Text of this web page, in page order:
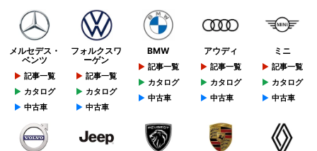
メルセデス・
ベンツ
記事一覧
カタログ
中古車
フォルクスワ
ーゲン
記事一覧
カタログ
中古車
BMW
記事一覧
カタログ
中古車
アウディ
記事一覧
カタログ
中古車
ミニ
記事一覧
カタログ
中古車